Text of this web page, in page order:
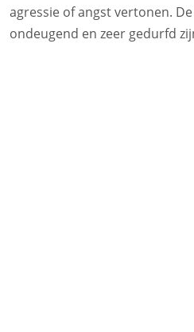
agressie of angst vertonen.
ondeugend en zeer gedurfd